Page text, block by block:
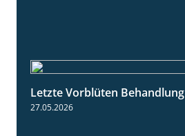
Letzte Vorblüten Behandlung
27.05.2026